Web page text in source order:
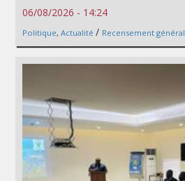
06/08/2026 - 14:24
Politique, Actualité / Recensement général